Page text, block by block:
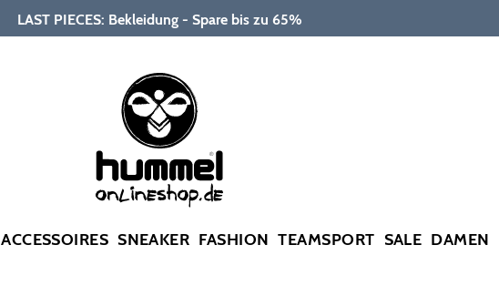
LAST PIECES: Bekleidung - Spare bis zu 65%
ACCESSOIRES SNEAKER FASHION TEAMSPORT SALE DAMEN